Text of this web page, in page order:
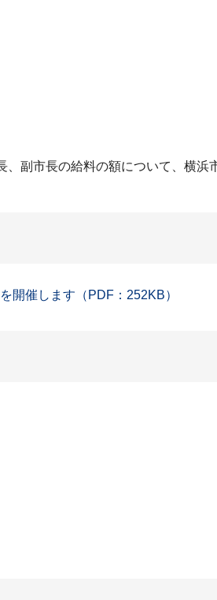
副市長の給料の額について、横浜
開催します（PDF：252KB）